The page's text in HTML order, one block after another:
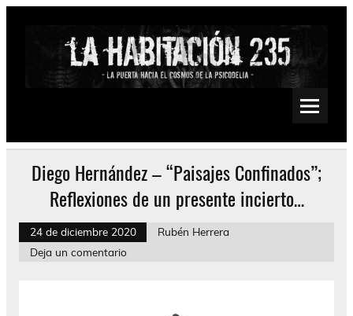
Saltar
Psychedelic, Stoner, Doom, Sludge, Fuzz, Space, Drone
Diego Hernández – “Paisajes Confinados”;
Reflexiones de un presente incierto…
24 de diciembre 2020
Rubén Herrera
Deja un comentario